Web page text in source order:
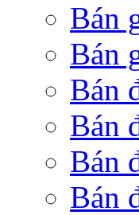
Bán
Bán
Bán
Bán
Bán
Bán